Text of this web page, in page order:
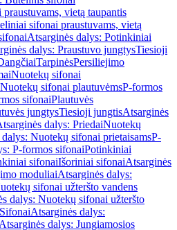
vietą taupantis
sifonai praustuvams, vietą
Atsarginės dalys: Potinkiniai
dalys: Praustuvo jungtysTiesioji
TarpinėsPersiliejimo
Nuotekų sifonai
sifonai plautuvėmsP-formos
sifonaiPlautuvės
jungtysTiesioji jungtisAtsarginės
dalys: PriedaiNuotekų
Nuotekų sifonai prietaisamsP-
P-formos sifonaiPotinkiniai
sifonaiIšoriniai sifonaiAtsarginės
moduliaiAtsarginės dalys:
sifonai užteršto vandens
dalys: Nuotekų sifonai užteršto
SifonaiAtsarginės dalys:
Atsarginės dalys: Jungiamosios